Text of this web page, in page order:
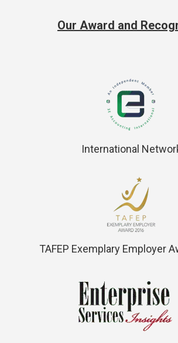
Our Award and
International
TAFEP Exemplary Employer